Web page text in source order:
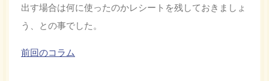
出す場合は何に使ったのかレシートを残しておきましょ
う、との事でした。
前回のコラム